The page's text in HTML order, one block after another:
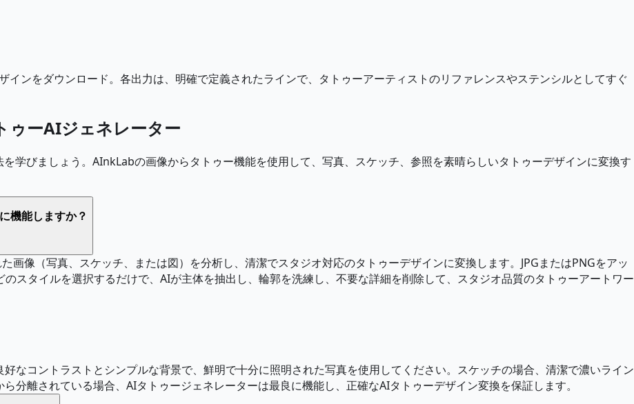
インをダウンロード。各出力は、明確で定義されたラインで、タトゥーアーティストのリファレンスやステンシルとしてすぐ
ーAIジェネレーター
学びましょう。AInkLabの画像からタトゥー機能を使用して、写真、スケッチ、参照を素晴らしいタトゥーデザインに変換す
機能しますか？
画像（写真、スケッチ、または図）を分析し、清潔でスタジオ対応のタトゥーデザインに変換します。JPGまたはPNGをアッ
タイルを選択するだけで、AIが主体を抽出し、輪郭を洗練し、不要な詳細を削除して、スタジオ品質のタトゥーアートワー
なコントラストとシンプルな背景で、鮮明で十分に照明された写真を使用してください。スケッチの場合、清潔で濃いライン
分離されている場合、AIタトゥージェネレーターは最良に機能し、正確なAIタトゥーデザイン変換を保証します。